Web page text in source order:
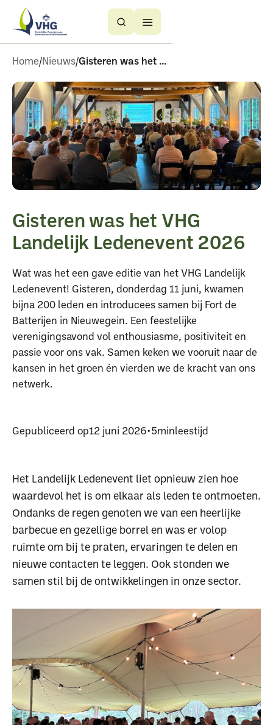
Button
Text
Button
Text
Home Nieuws Gisteren was het vhg landelijk ledenevent 2026
Gisteren was het VHG
Landelijk Ledenevent 2026
Wat was het een gave editie van het VHG Landelijk
Ledenevent! Gisteren, donderdag 11 juni, kwamen
bijna 200 leden en introducees samen bij Fort de
Batterijen in Nieuwegein. Een feestelijke
verenigingsavond vol enthousiasme, positiviteit en
passie voor ons vak. Samen keken we vooruit naar de
kansen in het groen én vierden we de kracht van ons
netwerk.
Gepubliceerd op12 juni 2026•5minleestijd
Het Landelijk Ledenevent liet opnieuw zien hoe
waardevol het is om elkaar als leden te ontmoeten.
Ondanks de regen genoten we van een heerlijke
barbecue en gezellige borrel en was er volop
ruimte om bij te praten, ervaringen te delen en
nieuwe contacten te leggen. Ook stonden we
samen stil bij de ontwikkelingen in onze sector.